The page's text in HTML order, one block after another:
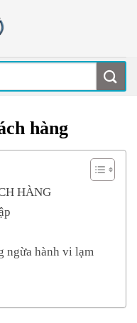
hàng
HÀNG
ngừa hành vi lạm